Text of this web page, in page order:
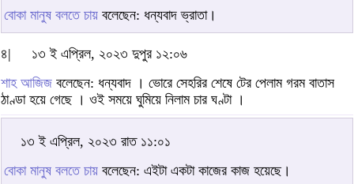
বোকা মানুষ বলতে চায় বলেছেন: ধন্যবাদ ভ্রাতা।
৪|
১৩ ই এপ্রিল, ২০২৩ দুপুর ১২:০৬
শাহ আজিজ বলেছেন: ধন্যবাদ । ভোরে সেহরির শেষে টের পেলাম গরম বাতাস
ঠাণ্ডা হয়ে গেছে । ওই সময়ে ঘুমিয়ে নিলাম চার ঘণ্টা ।
১৩ ই এপ্রিল, ২০২৩ রাত ১১:০১
বোকা মানুষ বলতে চায় বলেছেন: এইটা একটা কাজের কাজ হয়েছে।